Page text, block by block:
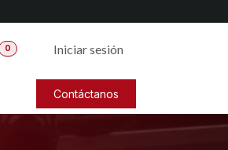
0 Iniciar sesión
Contáctanos